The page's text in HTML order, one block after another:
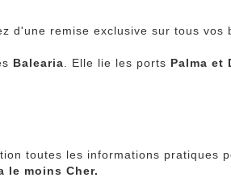
d'une remise exclusive sur tous vos
Balearia. Elle lie les ports Palma et
toutes les informations pratiques
le moins Cher.